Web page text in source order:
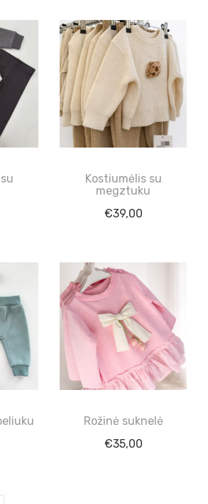
Kostiumėlis su
megztuku
€39,00
Rožinė suknelė
€35,00